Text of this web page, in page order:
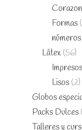
Formas
números
Látex (56)
Impresos
Lisos (2)
Globos
Packs Dulces
Talleres y